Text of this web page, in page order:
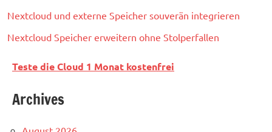
Nextcloud und externe Speicher souverän integrieren
Nextcloud Speicher erweitern ohne Stolperfallen
Teste die Cloud 1 Monat kostenfrei
Archives